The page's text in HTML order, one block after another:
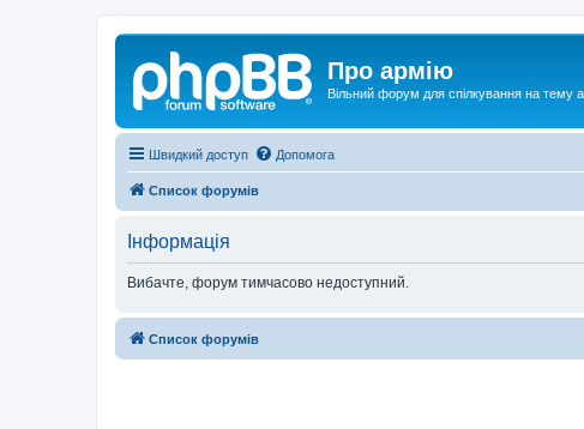
Про армію
Вільний форум для спілкування на тему
Швидкий доступ Допомога
Список форумів
Інформація
Вибачте, форум тимчасово недоступний.
Список форумів